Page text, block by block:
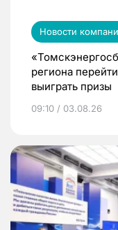
Новости
региона
выиграть призы
09:10 / 03.08.26